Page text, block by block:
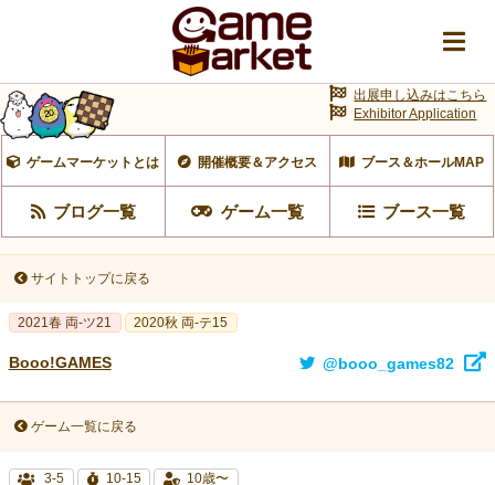
ゲームマーケットとは 開催概要＆アクセス ブース＆ホールMAP
ブログ一覧 ゲーム一覧 ブース一覧
出展申し込みはこちら
Exhibitor Application
サイトトップに戻る
2021春 両-ツ21 2020秋 両-テ15
Booo!GAMES @booo_games82
ゲーム一覧に戻る
3-5 10-15 10歳〜